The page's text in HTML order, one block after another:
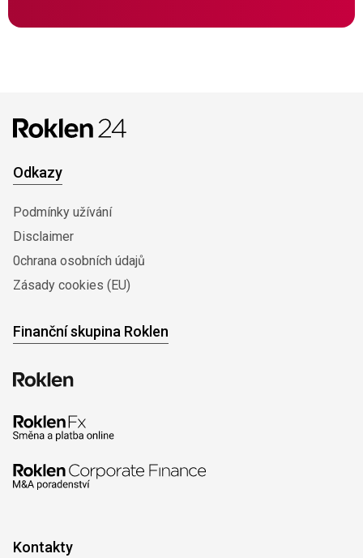
Odkazy
Podmínky užívání
Disclaimer
0chrana osobních údajů
Zásady cookies (EU)
Finanční skupina Roklen
Kontakty